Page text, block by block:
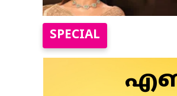
SPECIAL